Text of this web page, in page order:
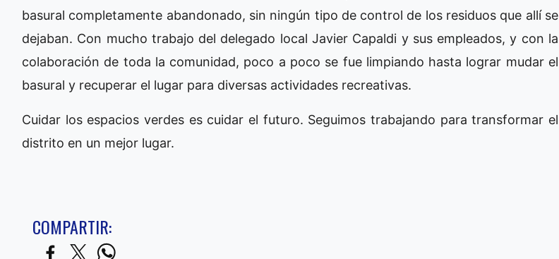
basural completamente abandonado, sin ningún tipo de control de los residuos que allí se
dejaban. Con mucho trabajo del delegado local Javier Capaldi y sus empleados, y con la
colaboración de toda la comunidad, poco a poco se fue limpiando hasta lograr mudar el
basural y recuperar el lugar para diversas actividades recreativas.
Cuidar los espacios verdes es cuidar el futuro. Seguimos trabajando para transformar el
distrito en un mejor lugar.
COMPARTIR: